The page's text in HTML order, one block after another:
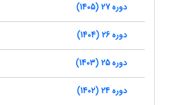
دوره 27 (1405)
دوره 26 (1404)
دوره 25 (1403)
دوره 24 (1402)